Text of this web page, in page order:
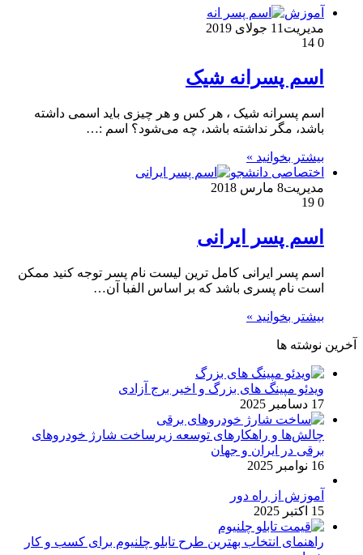
آموزش
مدیریت 11 جولای 2019
0
اسم پسرانه شیک
اسم پسرانه شیک ، هر کس و هر چیزی باید اسمی داشته
باشد، مگر نداشته باشد، چه می‌شود؟ اسم :…
بیشتر بخوانید »
اختصاصی دانشجو
مدیریت8 مارس 2018
0
اسم پسر ایرانی
اسم پسر ایرانی کامل ترین لیست نام پسر توجه کنید ممکن
است نام پسری باشد که بر اساس الفبا آن…
بیشتر بخوانید »
آخرین نوشته ها
ویدئو مپینگ های بزرگ و اخیر برج آزادی
17 دسامبر 2025
چالش‌ها و راهکارهای توسعه زیرساخت شارژ خودروهای
برقی در ایران و جهان
16 نوامبر 2025
آموزش از راه دور
15 اکتبر 2025
راهنمای انتخاب بهترین طرح تابلو چلنیوم برای کسب و کار